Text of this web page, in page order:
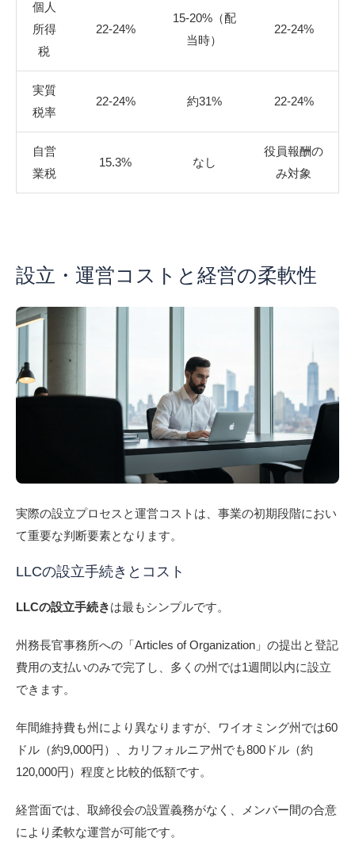
個人
所得
税
22-24%
15-20%（配
当時）
22-24%
実質
税率
22-24% 約31% 22-24%
自営
業税
15.3% なし
役員報酬の
み対象
設立・運営コストと経営の柔軟性
実際の設立プロセスと運営コストは、事業の初期段階におい
て重要な判断要素となります。
LLCの設立手続きとコスト
LLCの設立手続きは最もシンプルです。
州務長官事務所への「Articles of Organization」の提出と登記
費用の支払いのみで完了し、多くの州では1週間以内に設立
できます。
年間維持費も州により異なりますが、ワイオミング州では60
ドル（約9,000円）、カリフォルニア州でも800ドル（約
120,000円）程度と比較的低額です。
経営面では、取締役会の設置義務がなく、メンバー間の合意
により柔軟な運営が可能です。